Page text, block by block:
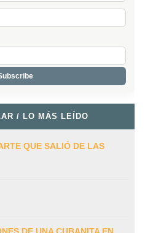
/ LO MÁS LEÍDO
QUE SALIÓ DE LAS
DE UNA CUBANITA EN